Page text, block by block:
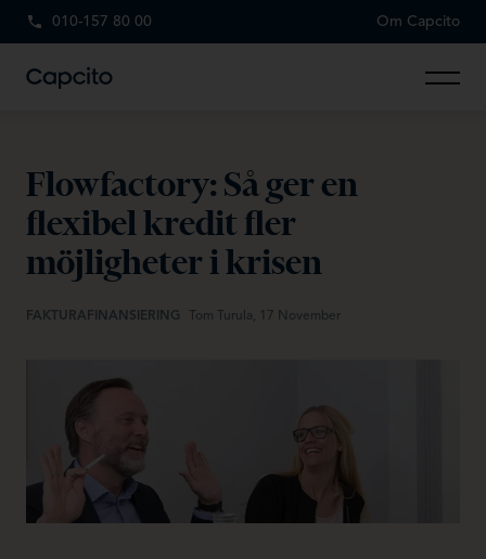
010-157 80 00 Om Capcito
Flowfactory: Så ger en
flexibel kredit fler
möjligheter i krisen
FAKTURAFINANSIERING Tom Turula, 17 November